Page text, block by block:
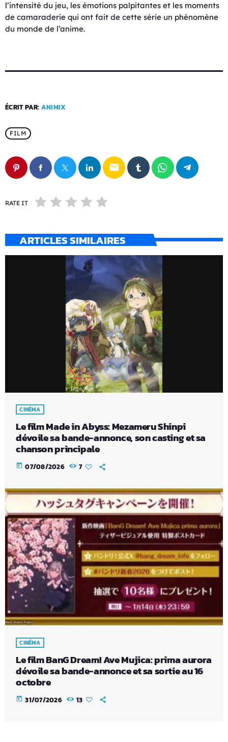
l’intensité du jeu, les émotions palpitantes et les moments
de camaraderie qui ont fait de cette série un phénomène
du monde de l’anime.
ÉCRIT PAR: ANIMIX
FILM
email
RATE IT
ARTICLES SIMILAIRES
CINÉMA
Le film Made in Abyss: Mezameru Shinpi
dévoile sa bande-annonce, son casting et sa
chanson principale
today 07/08/2026 7
CINÉMA
Le film BanG Dream! Ave Mujica: prima aurora
dévoile sa bande-annonce et sa sortie au 16
octobre
today 31/07/2026 13